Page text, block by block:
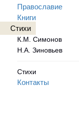
Православие
Книги
Стихи
К.М. Симонов
Н.А. Зиновьев
Стихи
Контакты